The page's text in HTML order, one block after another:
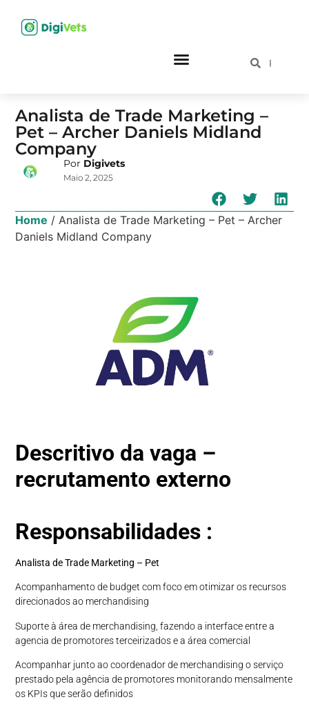
Analista de Trade Marketing –
Pet – Archer Daniels Midland
Company
Por Digivets
Maio 2, 2025
Home /Analista de Trade Marketing – Pet – Archer
Daniels Midland Company
Descritivo da vaga –
recrutamento externo
Responsabilidades :
Analista de Trade Marketing – Pet
Acompanhamento de budget com foco em otimizar os recursos
direcionados ao merchandising
Suporte à área de merchandising, fazendo a interface entre a
agencia de promotores terceirizados e a área comercial
Acompanhar junto ao coordenador de merchandising o serviço
prestado pela agência de promotores monitorando mensalmente
os KPIs que serão definidos